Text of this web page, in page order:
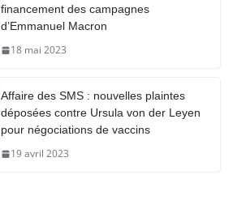
financement des campagnes
d’Emmanuel Macron
18 mai 2023
Affaire des SMS : nouvelles plaintes
déposées contre Ursula von der Leyen
pour négociations de vaccins
19 avril 2023